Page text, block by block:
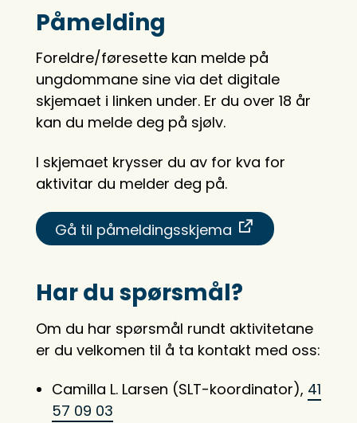
Påmelding
Foreldre/føresette kan melde på
ungdommane sine via det digitale
skjemaet i linken under. Er du over 18 år
kan du melde deg på sjølv.
I skjemaet krysser du av for kva for
aktivitar du melder deg på.
Gå til påmeldingsskjema
Har du spørsmål?
Om du har spørsmål rundt aktivitetane
er du velkomen til å ta kontakt med oss:
Camilla L. Larsen (SLT-koordinator), 41
57 09 03